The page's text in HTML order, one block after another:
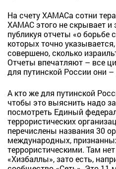
На счету ХАМАСа сотни
ХАМАС этого не скрывает и
публикуя отчеты «о борьбе
которых точно
совершено, сколько
Отчеты впечатляют – все
для путинской России они
А кто же для путинской
чтобы это выяснить надо
посмотреть Единый
террористических
перечислены названия 30
международных,
террористическими. Там
«Хизбаллы», зато есть,